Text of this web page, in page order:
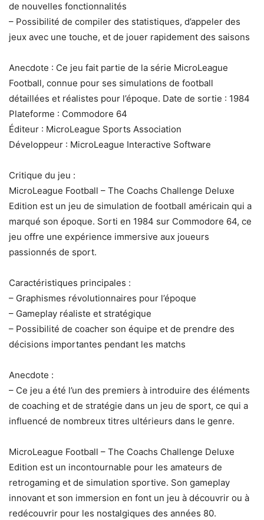
de nouvelles fonctionnalités
– Possibilité de compiler des statistiques, d’appeler des
jeux avec une touche, et de jouer rapidement des saisons
Anecdote : Ce jeu fait partie de la série MicroLeague
Football, connue pour ses simulations de football
détaillées et réalistes pour l’époque. Date de sortie : 1984
Plateforme : Commodore 64
Éditeur : MicroLeague Sports Association
Développeur : MicroLeague Interactive Software
Critique du jeu :
MicroLeague Football – The Coachs Challenge Deluxe
Edition est un jeu de simulation de football américain qui a
marqué son époque. Sorti en 1984 sur Commodore 64, ce
jeu offre une expérience immersive aux joueurs
passionnés de sport.
Caractéristiques principales :
– Graphismes révolutionnaires pour l’époque
– Gameplay réaliste et stratégique
– Possibilité de coacher son équipe et de prendre des
décisions importantes pendant les matchs
Anecdote :
– Ce jeu a été l’un des premiers à introduire des éléments
de coaching et de stratégie dans un jeu de sport, ce qui a
influencé de nombreux titres ultérieurs dans le genre.
MicroLeague Football – The Coachs Challenge Deluxe
Edition est un incontournable pour les amateurs de
retrogaming et de simulation sportive. Son gameplay
innovant et son immersion en font un jeu à découvrir ou à
redécouvrir pour les nostalgiques des années 80.